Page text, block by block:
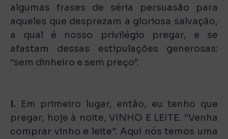
algumas frases de séria persuasão para
aqueles que desprezam a gloriosa salvação,
a qual é nosso privilégio pregar, e se
afastam dessas estipulações generosas:
“sem dinheiro e sem preço”.
I. Em primeiro lugar, então, eu tenho que
pregar, hoje à noite, VINHO E LEITE. “Venha
comprar vinho e leite”. Aqui nós temos uma